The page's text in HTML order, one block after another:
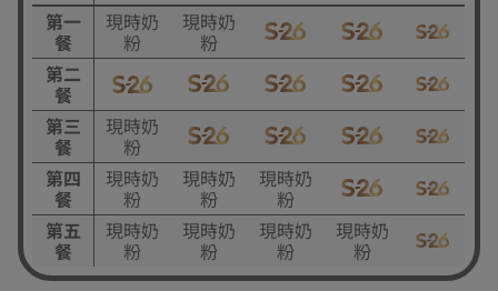
第一
餐
現時奶
粉
現時奶
粉
第二
餐
第三
餐
現時奶
粉
第四
餐
現時奶
粉
現時奶
粉
現時奶
粉
第五
餐
現時奶
粉
現時奶
粉
現時奶
粉
現時奶
粉